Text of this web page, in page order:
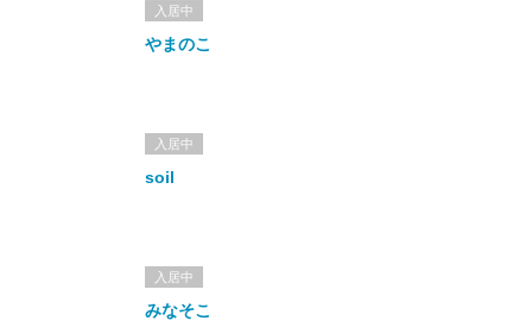
入居中
やまのこ
入居中
soil
入居中
みなそこ